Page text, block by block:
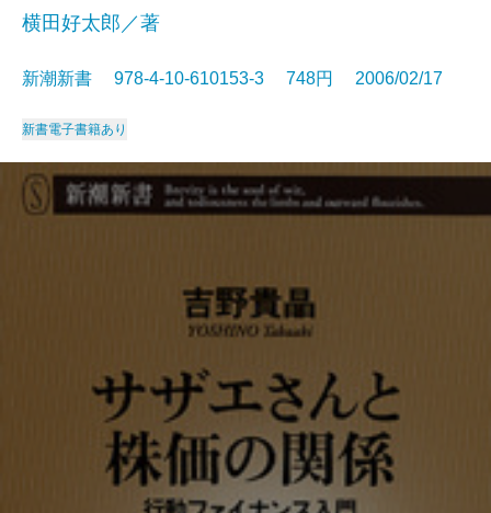
横田好太郎／著
新潮新書 978-4-10-610153-3 748円 2006/02/17
新書電子書籍あり